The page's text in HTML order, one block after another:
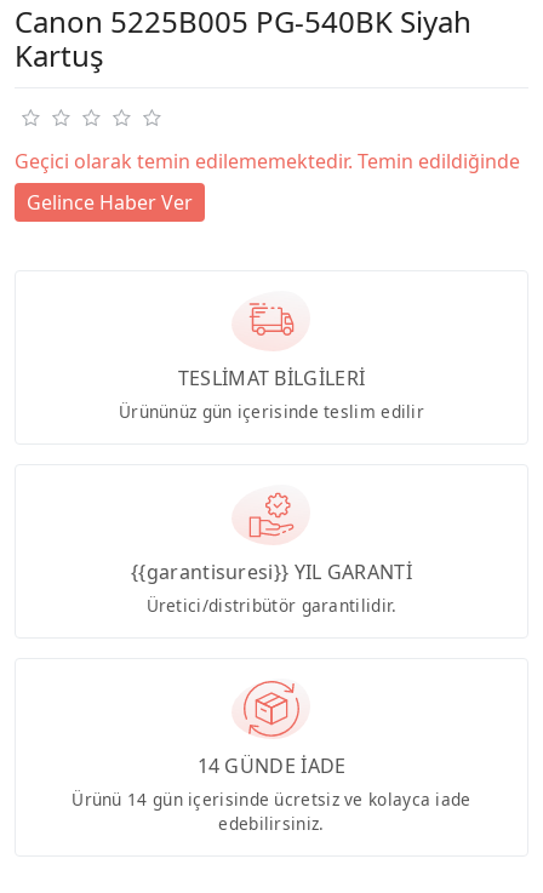
Canon 5225B005 PG-540BK Siyah
Kartuş
Geçici olarak temin edilememektedir. Temin edildiğinde
Gelince Haber Ver
TESLİMAT BİLGİLERİ
Ürününüz gün içerisinde teslim edilir
{{garantisuresi}} YIL GARANTİ
Üretici/distribütör garantilidir.
14 GÜNDE İADE
Ürünü 14 gün içerisinde ücretsiz ve kolayca iade
edebilirsiniz.